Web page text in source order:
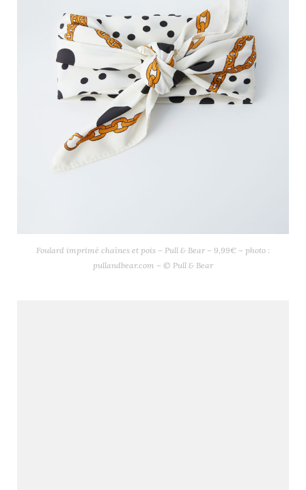
Foulard imprimé chaînes et pois – Pull & Bear – 9,99€ – photo :
pullandbear.com – © Pull & Bear